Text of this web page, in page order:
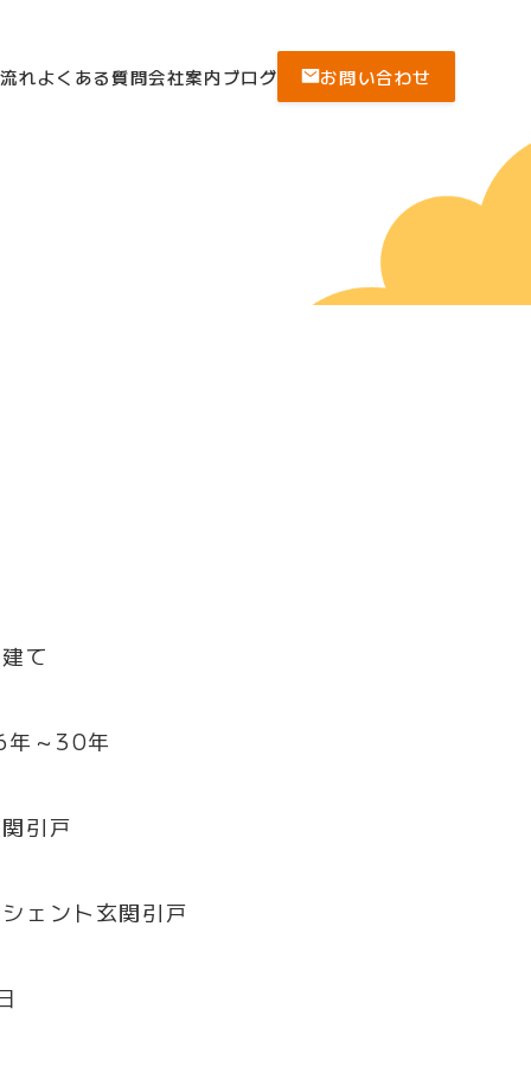
れよくある質問会社案内ブログ お問い合わせ
て
年～30年
引戸
シェント玄関引戸